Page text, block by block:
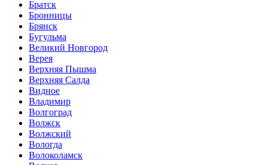
Братск
Бронницы
Брянск
Бугульма
Великий Новгород
Верея
Верхняя Пышма
Верхняя Салда
Видное
Владимир
Волгоград
Волжск
Волжский
Вологда
Волоколамск